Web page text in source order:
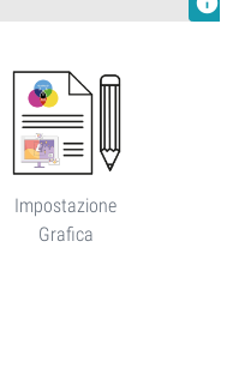
Impostazione
Grafica